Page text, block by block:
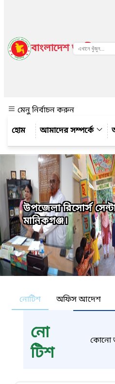
বাংলাদেশ জাতীয় তথ্য
মেনু নির্বাচন করুন
আমাদের সম্পর্কে
উপজেলা রিসোর্স
মানিকগঞ্জ।
নোটিশ অফিস আদেশ
নো
টিশ
কোনো